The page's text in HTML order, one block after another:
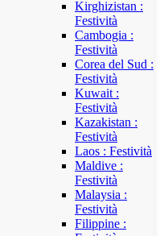
Kirghizistan :
Festività
Cambogia :
Festività
Corea del Sud :
Festività
Kuwait :
Festività
Kazakistan :
Festività
Laos : Festività
Maldive :
Festività
Malaysia :
Festività
Filippine :